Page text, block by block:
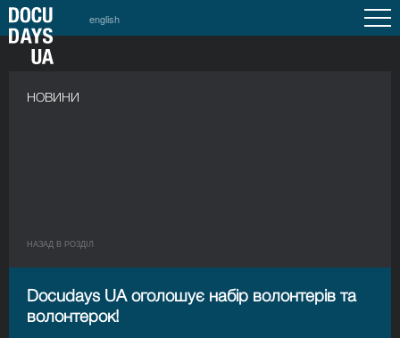
english
НОВИНИ
НАЗАД В РОЗДIЛ
Docudays UA оголошує набір волонтерів та
волонтерок!